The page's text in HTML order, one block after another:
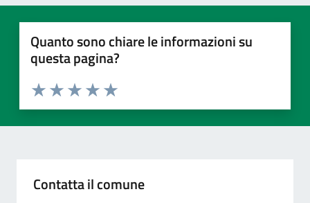
Quanto sono chiare le informazioni su
questa pagina?
Valuta 5 stelle su 5
Valuta 4 stelle su 5
Valuta 3 stelle su 5
Valuta 2 stelle su 5
Valuta 1 stelle su 5
Contatta il comune